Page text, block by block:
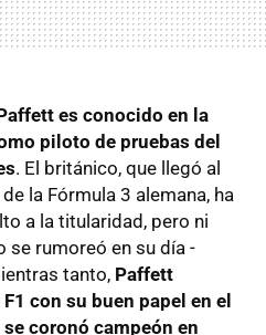
es conocido en la
piloto de pruebas del
. El británico, que llegó al
la Fórmula 3 alemana, ha
a la titularidad, pero ni
se rumoreó en su día -
tanto, Paffett
con su buen papel en el
coronó campeón en